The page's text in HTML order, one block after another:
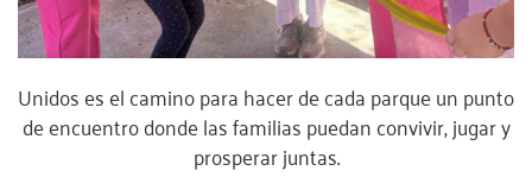
Unidos es el camino para hacer de cada parque un punto
de encuentro donde las familias puedan convivir, jugar y
prosperar juntas.